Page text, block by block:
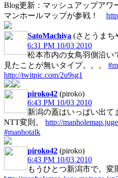
Blog更新：マッシュアップアワ
マンホールマップが参戦！
SatoMachiya (さとうまち
6:31 PM 10/03 2010
松本市内の女鳥羽側沿い
見たことが無いタイプ。。。
http://twitpic.com/2u9sg1
piroko42 (piroko)
6:43 PM 10/03 2010
新潟の蓋はいっぱい出
NTT変則。 http://
#manhotalk
piroko42 (piroko)
6:43 PM 10/03 2010
もうひとつ新潟市で。変